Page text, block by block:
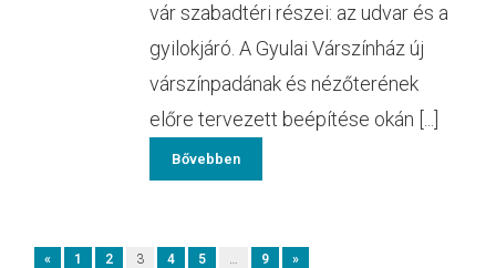
vár szabadtéri részei: az udvar és a
gyilokjáró. A Gyulai Várszínház új
várszínpadának és nézőterének
előre tervezett beépítése okán [...]
Bővebben
« 1 2 3 4 5 … 9 »